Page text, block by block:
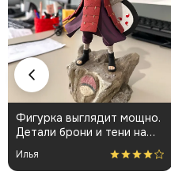
Фигурка выглядит мощно.
Детали брони и тени на
плаще проработаны
аккуратно. Пришла быстро
и без повреждений.
Илья